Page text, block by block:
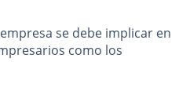
se debe implicar en
como los